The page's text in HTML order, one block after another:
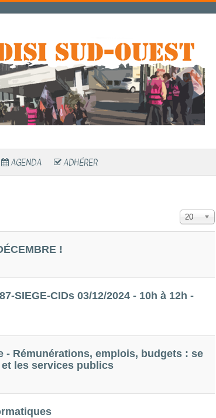
AGENDA ADHÉRER
Affichage
20
!
SIEGE-CIDs 03/12/2024 - 10h à 12h -
- Rémunérations, emplois, budgets : se
les services publics